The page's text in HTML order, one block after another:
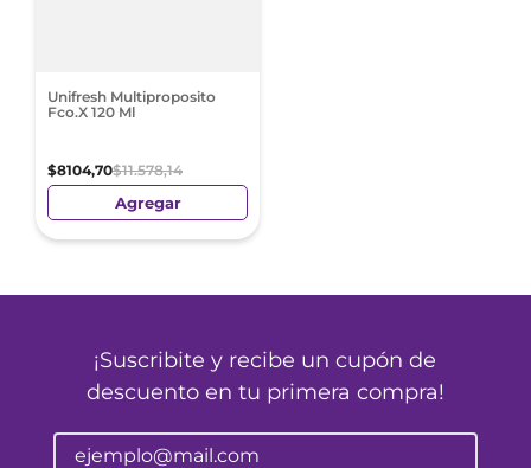
Unifresh Multiproposito
Fco.X 120 Ml
$8104,70$11.578,14
Agregar
¡Suscribite y recibe un cupón de
descuento en tu primera compra!